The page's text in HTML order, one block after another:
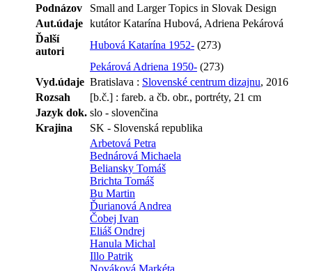
Podnázov
Small and Larger Topics in Slovak Design
Aut.údaje kutátor Katarína Hubová, Adriena Pekárová
Ďalší
autori
Hubová Katarína 1952- (273)
Pekárová Adriena 1950- (273)
Vyd.údaje Bratislava : Slovenské centrum dizajnu, 2016
Rozsah
[b.č.] : fareb. a čb. obr., portréty, 21 cm
Jazyk dok. slo - slovenčina
Krajina
SK - Slovenská republika
Arbetová Petra
Bednárová Michaela
Beliansky Tomáš
Brichta Tomáš
Bu Martin
Ďurianová Andrea
Čobej Ivan
Eliáš Ondrej
Hanula Michal
Illo Patrik